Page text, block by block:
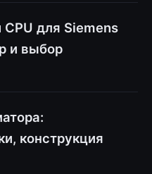
для Siemens
и выбор
конструкция